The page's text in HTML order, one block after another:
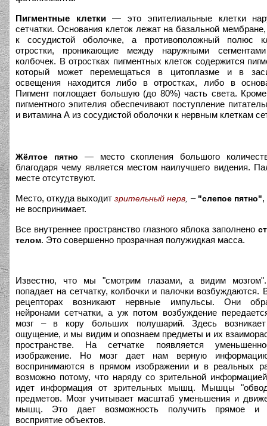
Пигментные клетки— это эпителиальные клетки
сетчатки. Основания клеток лежат на базальной
к сосудистой оболочке, а противоположный полюс
отростки, проникающие между наружными
колбочек. В отростках пигментных клеток содержится
который может перемещаться в цитоплазме и в
освещения находится либо в отростках, либо в
Пигмент поглощает большую (до 80%) часть света. Кроме
пигментного эпителия обеспечивают поступление
и витамина А из сосудистой оболочки к нервным клеткам
Жёлтое пятно — место скопления большого
благодаря чему является местом наилучшего видения.
месте отсутствуют.
Место, откуда выходитзрительный нерв, – "слепое пятно",
не воспринимает.
Все внутреннее пространство глазного яблока заполнено
телом. Это совершенно прозрачная полужидкая масса.
Известно, что мы "смотрим глазами, а видим
попадает на сетчатку, колбочки и палочки возбуждаются.
рецепторах возникают нервные импульсы. Они
нейронами сетчатки, а уж потом возбуждение
мозг – в кору больших полушарий. Здесь возникает
ощущение, и мы видим и опознаем предметы и их
пространстве. На сетчатке появляется
изображение. Но мозг дает нам верную
воспринимаются в прямом изображении и в реальных
возможно потому, что наряду со зрительной
идет информация от зрительных мышц. Мышцы
предметов. Мозг учитывает масштаб уменьшения и
мышц. Это дает возможность получить прямое и
восприятие объектов.